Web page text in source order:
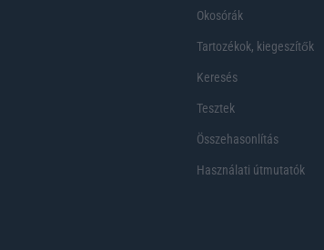
Okosórák
Tartozékok, kiegeszítők
Keresés
Tesztek
Összehasonlítás
Használati útmutatók